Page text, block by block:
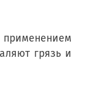
грязь и